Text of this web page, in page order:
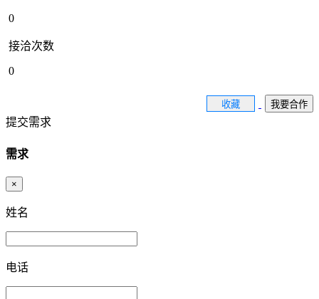
0
接洽次数
0
收藏 我要合作
提交需求
需求
×
姓名
电话